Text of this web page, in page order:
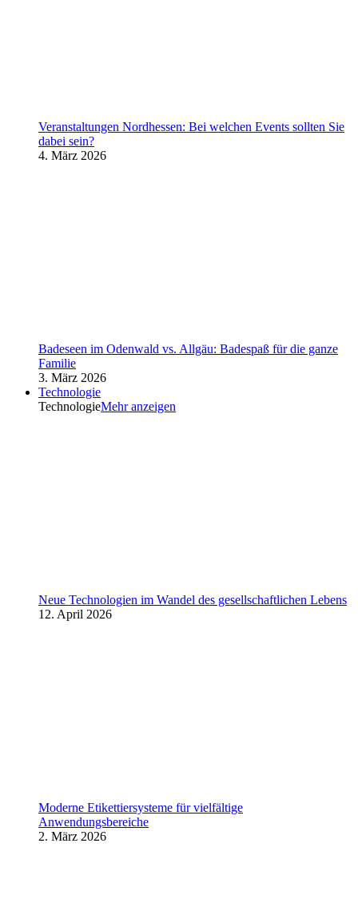
Veranstaltungen Nordhessen: Bei welchen Events sollten Sie
dabei sein?
4. März 2026
Badeseen im Odenwald vs. Allgäu: Badespaß für die ganze
Familie
3. März 2026
Technologie
TechnologieMehr anzeigen
Neue Technologien im Wandel des gesellschaftlichen Lebens
12. April 2026
Moderne Etikettiersysteme für vielfältige
Anwendungsbereiche
2. März 2026